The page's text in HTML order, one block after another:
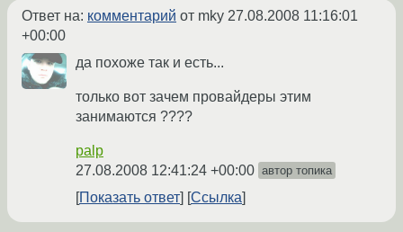
Ответ на: комментарий от mky 27.08.2008 11:16:01
+00:00
да похоже так и есть...
только вот зачем провайдеры этим
занимаются ????
palp
27.08.2008 12:41:24 +00:00 автор топика
Показать ответ Ссылка